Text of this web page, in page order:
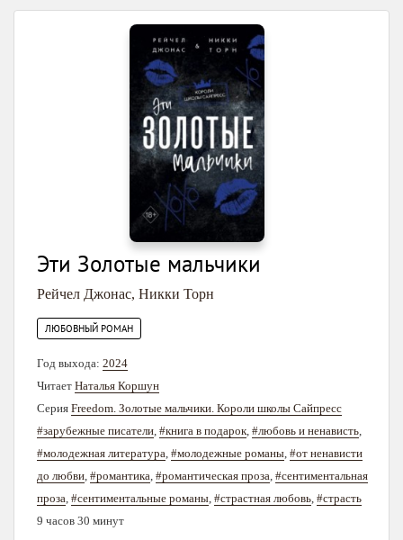
Эти Золотые мальчики
Рейчел Джонас, Никки Торн
ЛЮБОВНЫЙ РОМАН
Год выхода: 2024
Читает Наталья Коршун
Серия Freedom. Золотые мальчики. Короли школы Сайпресс
#зарубежные писатели #книга в подарок #любовь и ненависть
#молодежная литература #молодежные романы #от ненависти
до любви #романтика #романтическая проза #сентиментальная
проза #сентиментальные романы #страстная любовь #страсть
9 часов 30 минут